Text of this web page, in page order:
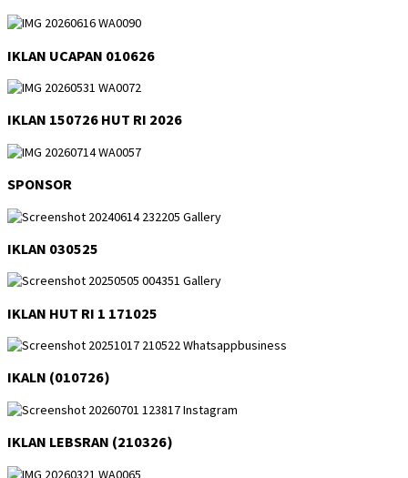
IKLAN UCAPAN 010626
IKLAN 150726 HUT RI 2026
SPONSOR
IKLAN 030525
IKLAN HUT RI 1 171025
IKALN (010726)
IKLAN LEBSRAN (210326)